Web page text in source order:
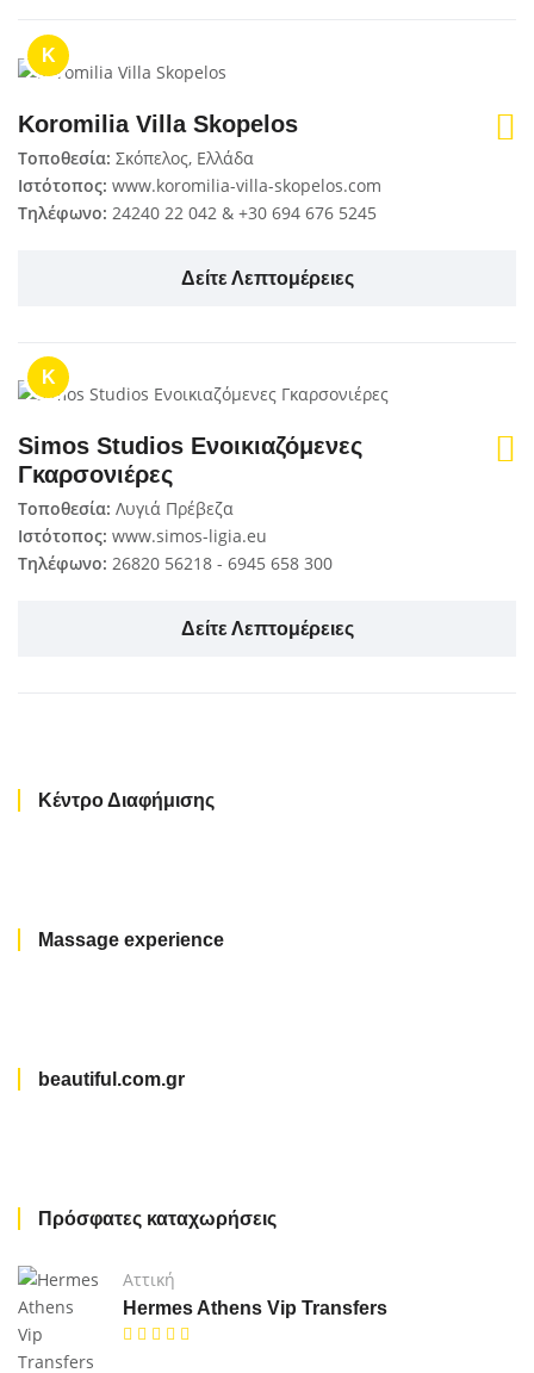
K
Koromilia Villa Skopelos
Τοποθεσία: Σκόπελος, Ελλάδα
Ιστότοπος: www.koromilia-villa-skopelos.com
Τηλέφωνο: 24240 22 042 & +30 694 676 5245
Δείτε Λεπτομέρειες
K
Simos Studios Ενοικιαζόμενες
Γκαρσονιέρες
Τοποθεσία: Λυγιά Πρέβεζα
Ιστότοπος: www.simos-ligia.eu
Τηλέφωνο: 26820 56218 - 6945 658 300
Δείτε Λεπτομέρειες
Κέντρο Διαφήμισης
Massage experience
beautiful.com.gr
Πρόσφατες καταχωρήσεις
Αττική
Hermes Athens Vip Transfers